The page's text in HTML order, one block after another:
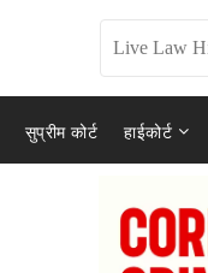
सुप्रीम कोर्ट हाईकोर्ट